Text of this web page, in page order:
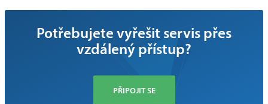
Potřebujete vyřešit servis přes
vzdálený přístup?
PŘIPOJIT SE